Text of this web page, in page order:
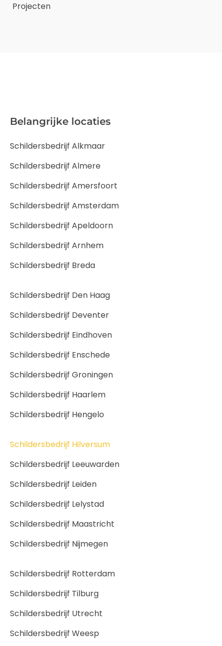
Projecten
Belangrijke locaties
Schildersbedrijf Alkmaar
Schildersbedrijf Almere
Schildersbedrijf Amersfoort
Schildersbedrijf Amsterdam
Schildersbedrijf Apeldoorn
Schildersbedrijf Arnhem
Schildersbedrijf Breda
Schildersbedrijf Den Haag
Schildersbedrijf Deventer
Schildersbedrijf Eindhoven
Schildersbedrijf Enschede
Schildersbedrijf Groningen
Schildersbedrijf Haarlem
Schildersbedrijf Hengelo
Schildersbedrijf Hilversum
Schildersbedrijf Leeuwarden
Schildersbedrijf Leiden
Schildersbedrijf Lelystad
Schildersbedrijf Maastricht
Schildersbedrijf Nijmegen
Schildersbedrijf Rotterdam
Schildersbedrijf Tilburg
Schildersbedrijf Utrecht
Schildersbedrijf Weesp